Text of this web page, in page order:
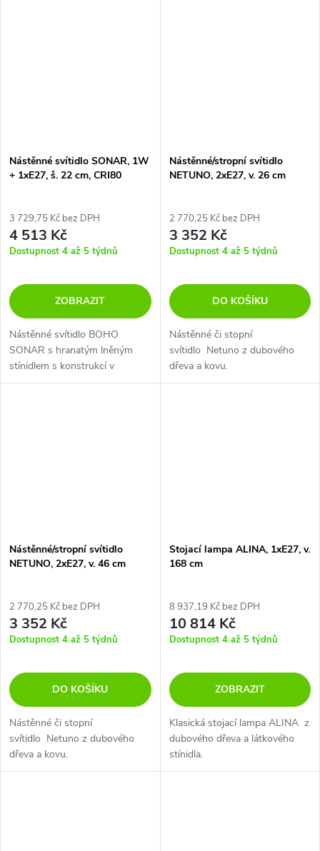
Nástěnné svítidlo SONAR, 1W
+ 1xE27, š. 22 cm, CRI80
3 729,75 Kč bez DPH
4 513 Kč
Dostupnost 4 až 5 týdnů
ZOBRAZIT
Nástěnné svítidlo BOHO
SONAR s hranatým lněným
stínidlem s konstrukcí v
kombinaci z kovu a dubového
Nástěnné/stropní svítidlo
NETUNO, 2xE27, v. 26 cm
2 770,25 Kč bez DPH
3 352 Kč
Dostupnost 4 až 5 týdnů
DO KOŠÍKU
Nástěnné či stopní
svítidlo Netuno z dubového
dřeva a kovu.
Nástěnné/stropní svítidlo
NETUNO, 2xE27, v. 46 cm
2 770,25 Kč bez DPH
3 352 Kč
Dostupnost 4 až 5 týdnů
DO KOŠÍKU
Nástěnné či stopní
svítidlo Netuno z dubového
dřeva a kovu.
Stojací lampa ALINA, 1xE27, v.
168 cm
8 937,19 Kč bez DPH
10 814 Kč
Dostupnost 4 až 5 týdnů
ZOBRAZIT
Klasická stojací lampa ALINA z
dubového dřeva a látkového
stínidla.